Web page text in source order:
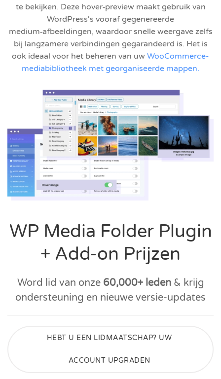
te bekijken. Deze hover‑preview maakt gebruik van
WordPress's vooraf gegenereerde
medium‑afbeeldingen, waardoor snelle weergave zelfs
bij langzamere verbindingen gegarandeerd is. Het is
ook ideaal voor het beheren van uw WooCommerce-
mediabibliotheek met georganiseerde mappen.
WP Media Folder Plugin
+ Add-on Prijzen
Word lid van onze 60,000+ leden& krijg
ondersteuning en nieuwe versie-updates
HEBT U EEN LIDMAATSCHAP? UW
ACCOUNT UPGRADEN